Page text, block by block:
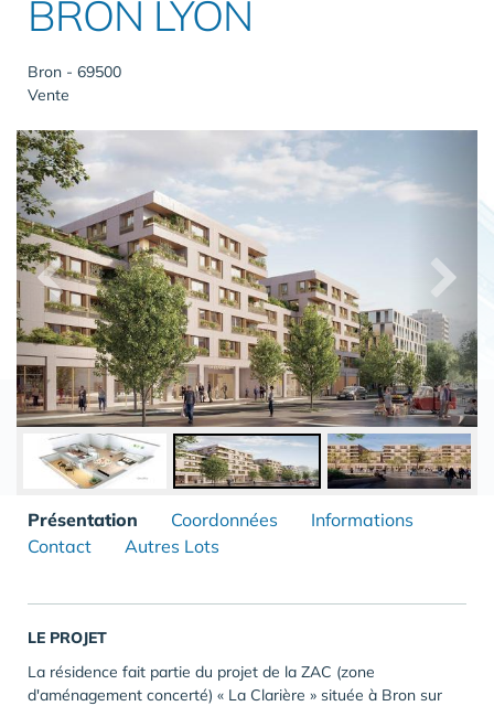
BRON LYON
Bron - 69500
Vente
Présentation Coordonnées
Informations
Contact
Autres Lots
LE PROJET
La résidence fait partie du projet de la ZAC (zone
d'aménagement concerté) « La Clarière » située à Bron sur